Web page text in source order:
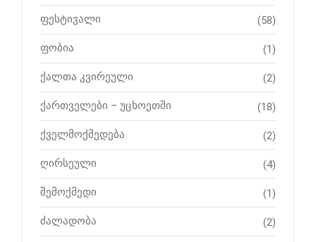
ფესტივალი (58)
ფობია (1)
ქალთა კვირეული (2)
ქართველები – უცხოეთში (18)
ქველმოქმედება (2)
ღირსეული (4)
შემოქმედი (1)
ძალადობა (2)